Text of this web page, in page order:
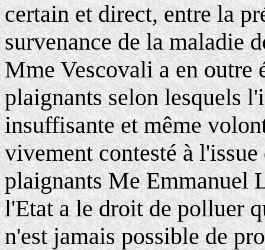
certain et direct, entre la
survenance de la maladie
Mme Vescovali a en outre
plaignants selon lesquels
insuffisante et même
vivement contesté à
plaignants Me Emmanuel
l'Etat a le droit de polluer
n'est jamais possible de